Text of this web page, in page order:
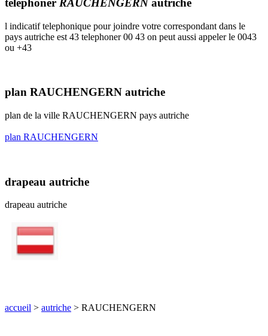
telephoner RAUCHENGERNautriche
l indicatif telephonique pour joindre votre correspondant dans le
pays autriche est 43 telephoner 00 43 on peut aussi appeler le 0043
ou +43
plan RAUCHENGERN autriche
plan de la ville RAUCHENGERN pays autriche
plan RAUCHENGERN
drapeau autriche
drapeau autriche
accueil > autriche > RAUCHENGERN